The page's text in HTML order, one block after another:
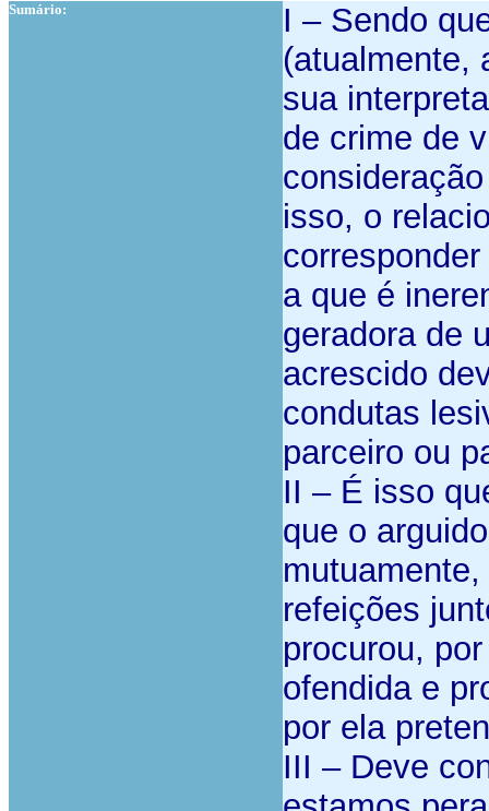
Sumário:
I – Sendo
(atualmente,
sua
de crime de
isso, o
a que é
geradora de
acrescido
condutas
parceiro ou
II – É isso
que o
refeições
procurou,
ofendida e
por ela
III – Deve